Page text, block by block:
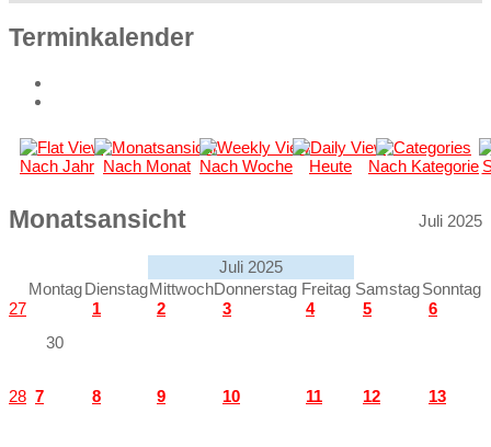
Terminkalender
Nach Jahr Nach Monat Nach Woche Heute Nach Kategorie
Monatsansicht Juli 2025
Juli 2025
Montag DienstagMittwochDonnerstag Freitag Samstag Sonntag
27
30
1 2 3 4 5 6
28 7 8 9 10 11 12 13